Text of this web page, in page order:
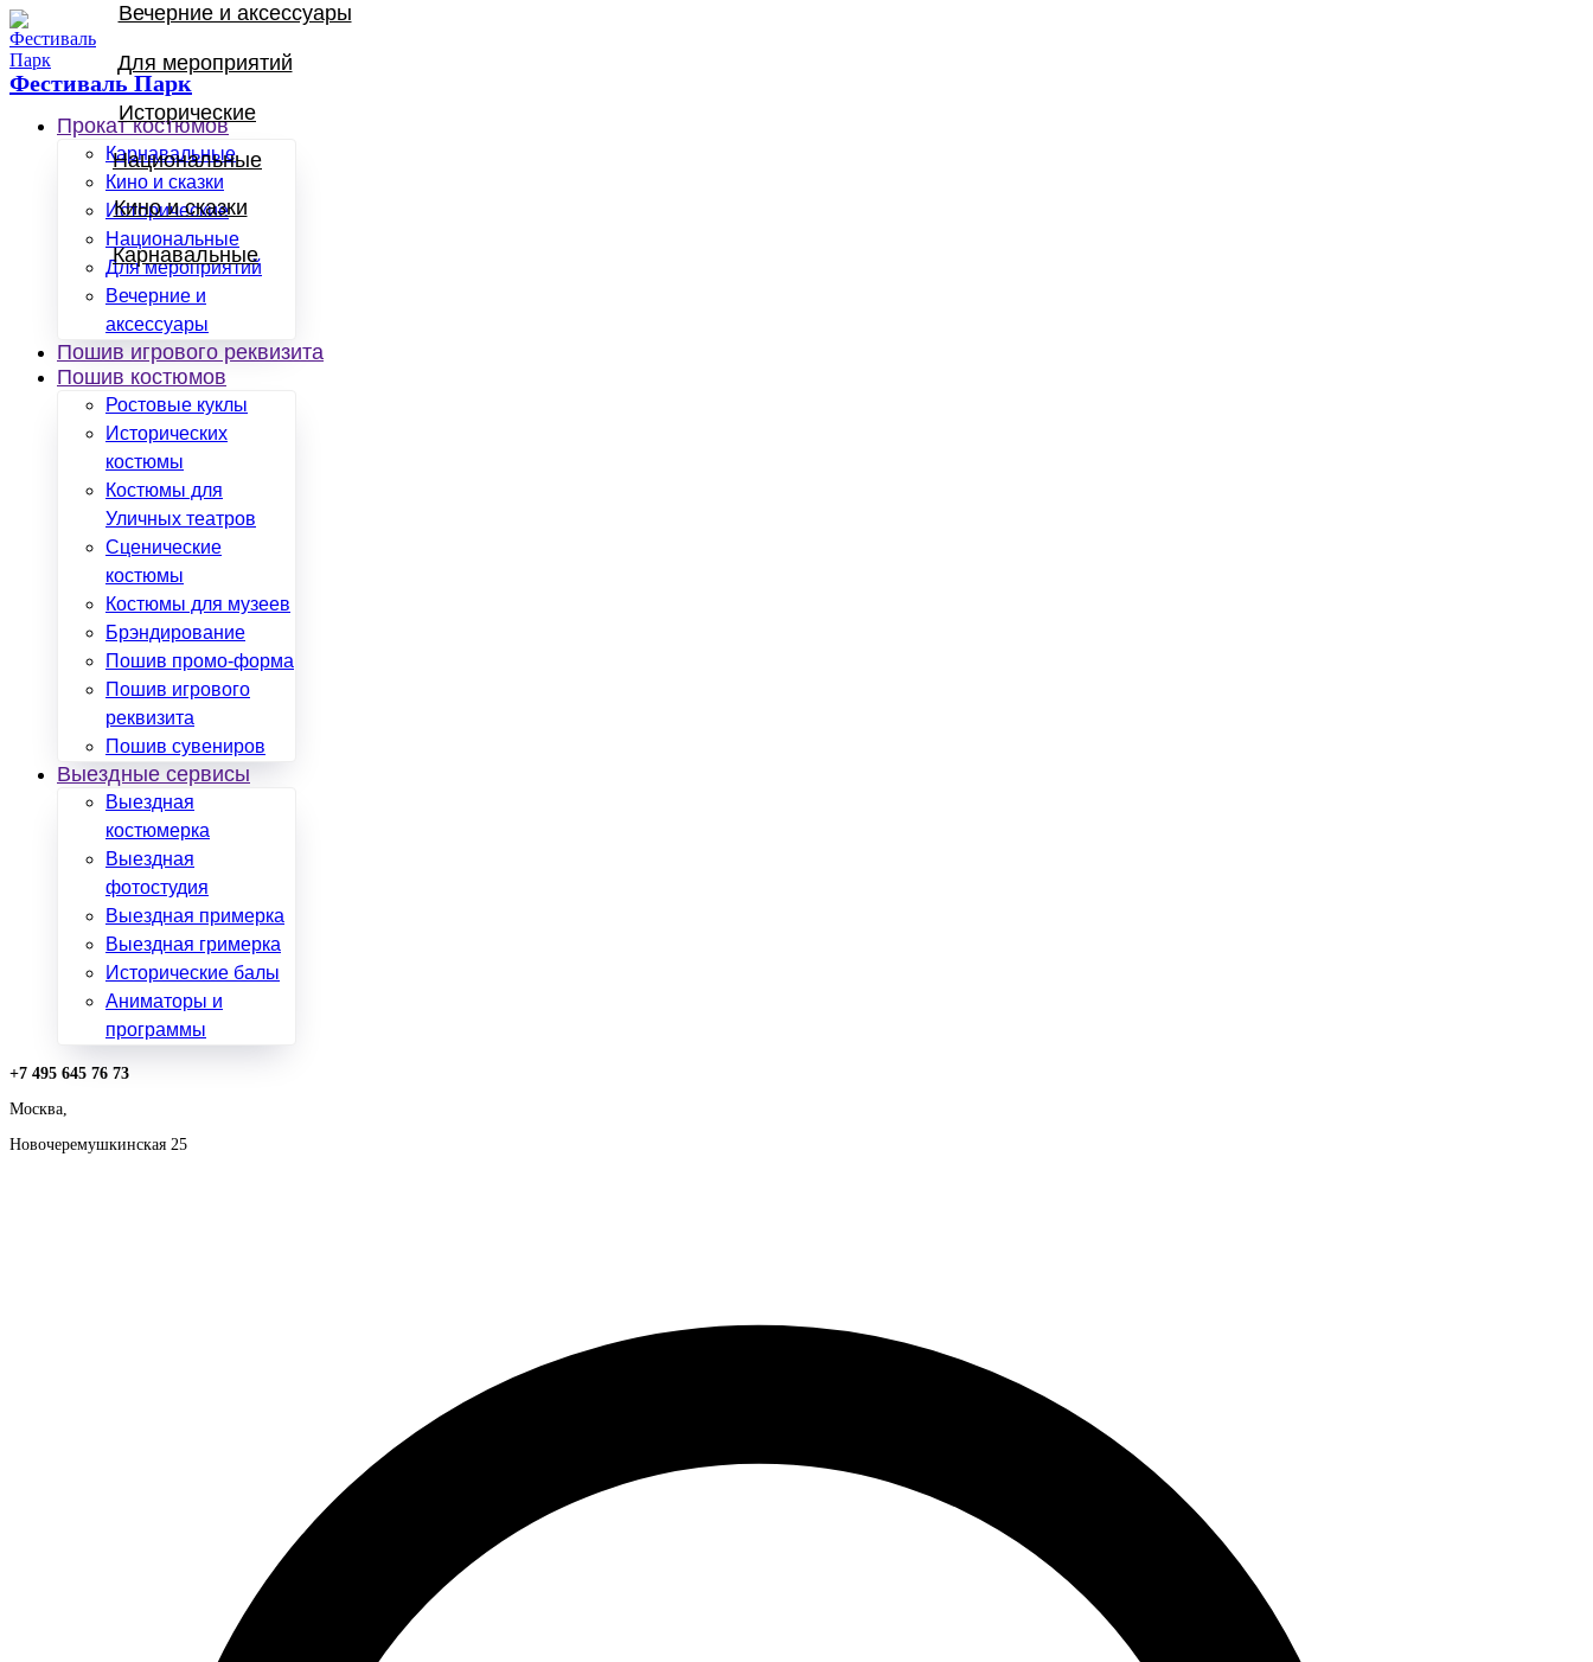
Фестиваль Парк
Прокат костюмов
Карнавальные
Кино и сказки
Исторические
Национальные
Для мероприятий
Вечерние и
аксессуары
Пошив игрового реквизита
Пошив костюмов
Ростовые куклы
Исторических
костюмы
Костюмы для
Уличных театров
Сценические
костюмы
Костюмы для музеев
Брэндирование
Пошив промо-форма
Пошив игрового
реквизита
Пошив сувениров
Выездные сервисы
Выездная
костюмерка
Выездная
фотостудия
Выездная примерка
Выездная гримерка
Исторические балы
Аниматоры и
программы
+7 495 645 76 73
Москва,
Новочеремушкинская 25
Вечерние и аксессуары
Для мероприятий
Исторические
Национальные
Кино и сказки
Карнавальные